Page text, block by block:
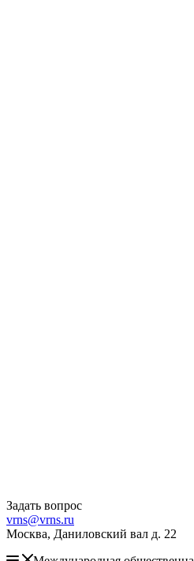
Задать вопрос
vrns@vrns.ru
Москва, Даниловский вал д. 22